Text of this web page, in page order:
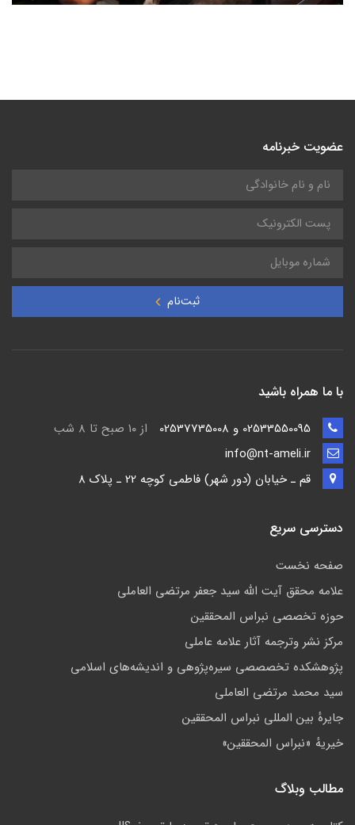
عضویت خبرنامه
ثبت‌نام
با ما همراه باشید
از ۱۰ صبح تا ۸ شب
قم ـ خيابان (دور شهر) فاطمي كوچه 22 ـ پلاک 8
دسترسی سریع
صفحه نخست
علامه محقق آیت الله سید جعفر مرتضی العاملی
حوزه تخصصی نبراس المحققین
مركز نشر وترجمه آثار علامه عاملی
پژوهشكده تخصصصى سیره‌پژوهی و اندیشه‌های اسلامی
سید محمد مرتضی العاملی
جايرهٔ بین المللی نبراس المحققین
خيريهٔ «نبراس المحققين»
مطالب وبلاگ